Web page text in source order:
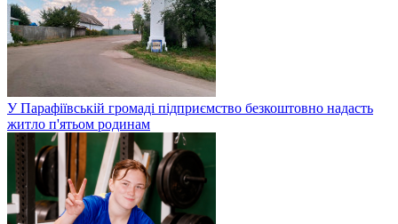
У Парафіївській громаді підприємство безкоштовно надасть
житло п'ятьом родинам